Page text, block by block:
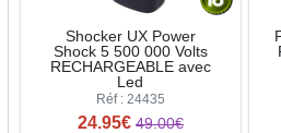
Shocker UX Power
Shock 5 500 000 Volts
RECHARGEABLE avec
Led
Réf : 24435
24.95€ 49.00€